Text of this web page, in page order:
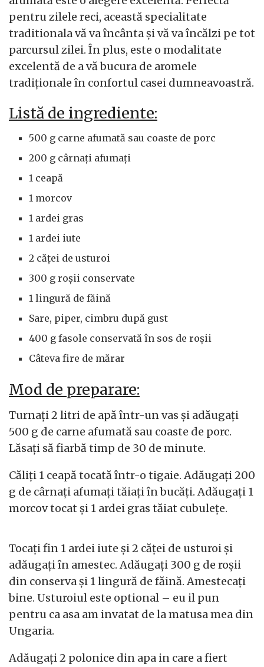
pentru zilele reci, această specialitate
traditionala vă va încânta și vă va încălzi pe tot
parcursul zilei. În plus, este o modalitate
excelentă de a vă bucura de aromele
tradiționale în confortul casei dumneavoastră.
Listă de ingrediente:
500 g carne afumată sau coaste de porc
200 g cârnați afumați
1 ceapă
1 morcov
1 ardei gras
1 ardei iute
2 căței de usturoi
300 g roșii conservate
1 lingură de făină
Sare, piper, cimbru după gust
400 g fasole conservată în sos de roșii
Câteva fire de mărar
Mod de preparare:
Turnați 2 litri de apă într-un vas și adăugați
500 g de carne afumată sau coaste de porc.
Lăsați să fiarbă timp de 30 de minute.
Căliți 1 ceapă tocată într-o tigaie. Adăugați 200
g de cârnați afumați tăiați în bucăți. Adăugați 1
morcov tocat și 1 ardei gras tăiat cubulețe.
Tocați fin 1 ardei iute și 2 căței de usturoi și
adăugați în amestec. Adăugați 300 g de roșii
din conserva și 1 lingură de făină. Amestecați
bine. Usturoiul este optional – eu il pun
pentru ca asa am invatat de la matusa mea din
Ungaria.
Adăugați 2 polonice din apa in care a fiert